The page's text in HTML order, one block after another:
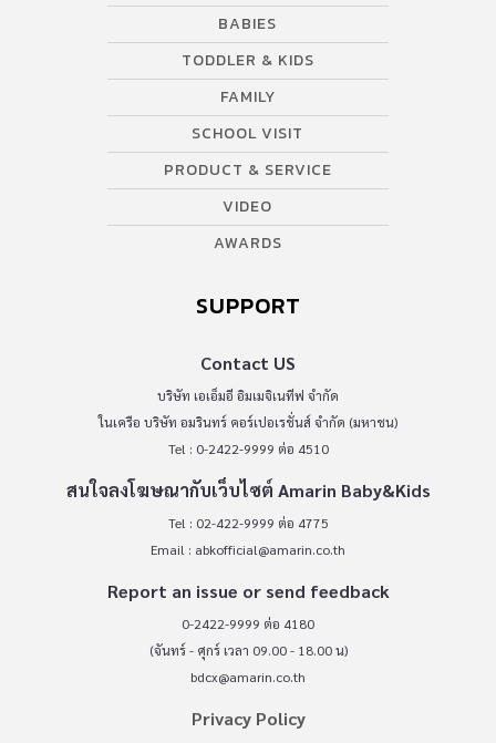
BABIES
TODDLER & KIDS
FAMILY
SCHOOL VISIT
PRODUCT & SERVICE
VIDEO
AWARDS
SUPPORT
Contact US
บริษัท เอเอ็มอี อิมเมจิเนทีฟ จำกัด
ในเครือ บริษัท อมรินทร์ คอร์เปอเรชั่นส์ จำกัด (มหาชน)
Tel : 0-2422-9999 ต่อ 4510
สนใจลงโฆษณากับเว็บไซต์ Amarin Baby&Kids
Tel : 02-422-9999 ต่อ 4775
Email : abkofficial@amarin.co.th
Report an issue or send feedback
0-2422-9999 ต่อ 4180
(จันทร์ - ศุกร์ เวลา 09.00 - 18.00 น)
bdcx@amarin.co.th
Privacy Policy